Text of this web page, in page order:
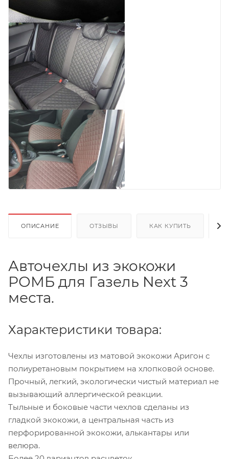
ОПИСАНИЕ ОТЗЫВЫ КАК КУПИТЬ
Авточехлы из экокожи
РОМБ для Газель Next 3
места.
Характеристики товара:
Чехлы изготовлены из матовой экокожи Аригон с
полиуретановым покрытием на хлопковой основе.
Прочный, легкий, экологически чистый материал не
вызывающий аллергической реакции.
Тыльные и боковые части чехлов сделаны из
гладкой экокожи, а центральная часть из
перфорированной экокожи, алькантары или
велюра.